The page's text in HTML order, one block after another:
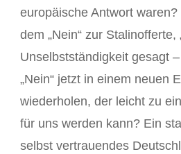
europäische Antwort
dem „Nein“ zur Stalinofferte,
Unselbstständigkeit gesagt
„Nein“ jetzt in einem neuen
wiederholen, der leicht zu
für uns werden kann? Ein
selbst vertrauendes